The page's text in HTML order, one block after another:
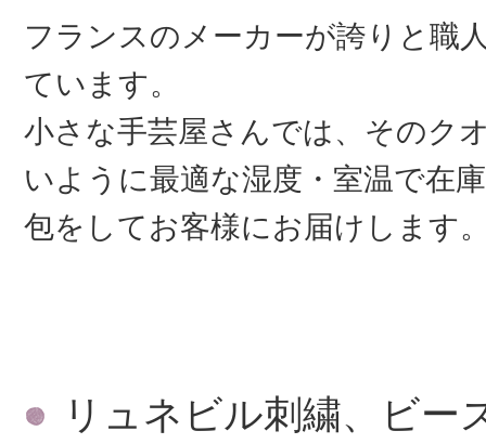
フランスのメーカーが誇りと職
ています。
小さな手芸屋さんでは、そのク
いように最適な湿度・室温で在
包をしてお客様にお届けします
リュネビル刺繍、ビー